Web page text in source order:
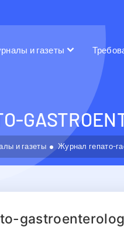
и газеты
и газеты Журнал гепато-